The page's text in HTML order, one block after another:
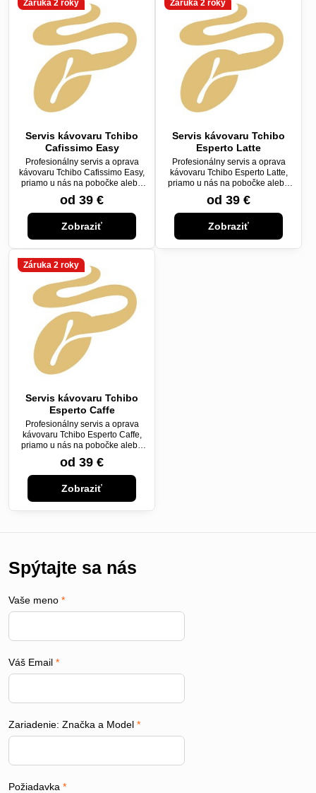
Záruka 2 roky
Servis kávovaru Tchibo
Cafissimo Easy
Profesionálny servis a oprava
kávovaru Tchibo Cafissimo Easy,
priamo u nás na pobočke alebo
cez kuriéra.
od 39 €
Zobraziť
Záruka 2 roky
Servis kávovaru Tchibo
Esperto Latte
Profesionálny servis a oprava
kávovaru Tchibo Esperto Latte,
priamo u nás na pobočke alebo
cez kuriéra.
od 39 €
Zobraziť
Záruka 2 roky
Servis kávovaru Tchibo
Esperto Caffe
Profesionálny servis a oprava
kávovaru Tchibo Esperto Caffe,
priamo u nás na pobočke alebo
cez kuriéra.
od 39 €
Zobraziť
Spýtajte sa nás
Vaše meno *
Váš Email *
Zariadenie: Značka a Model *
Požiadavka *